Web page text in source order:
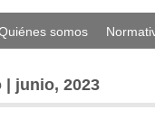
somos
| junio, 2023